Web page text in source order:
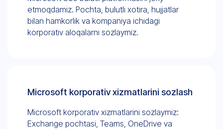
etmoqdamiz. Pochta, bulutli xotira, hujjatlar
bilan hamkorlik va kompaniya ichidagi
korporativ aloqalarni sozlaymiz.
Microsoft korporativ xizmatlarini sozlash
Microsoft korporativ xizmatlarini sozlaymiz:
Exchange pochtasi, Teams, OneDrive va